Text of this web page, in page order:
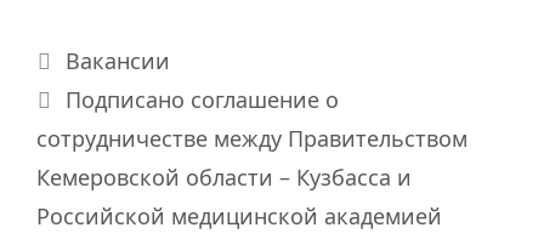
Рубрики
Вакансии
Подписано соглашение о
сотрудничестве между Правительством
Кемеровской области – Кузбасса и
Российской медицинской академией